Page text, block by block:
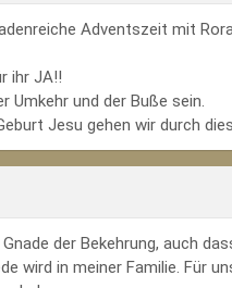
Adventszeit mit
ihr JA!!
Umkehr und der Buße sein.
Jesu gehen wir durch
der Bekehrung, auch
wird in meiner Familie. Für